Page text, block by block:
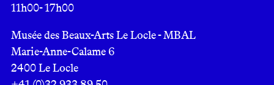
11h00- 17h00
Musée des Beaux-Arts Le Locle - MBAL
Marie-Anne-Calame 6
2400 Le Locle